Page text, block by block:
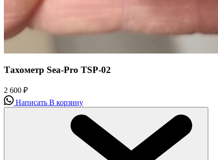
Тахометр Sea-Pro TSP-02
2 600 ₽
Написать В корзину